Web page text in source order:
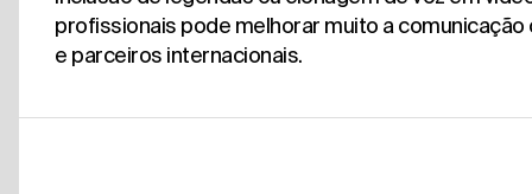
profissionais pode melhorar muito a
e parceiros internacionais.